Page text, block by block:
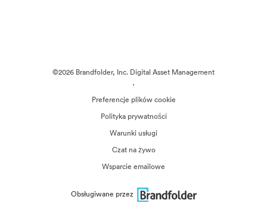
©2026 Brandfolder, Inc. Digital Asset Management
·
Preferencje plików cookie
Polityka prywatności
Warunki usługi
Czat na żywo
Wsparcie emailowe
Obsługiwane przez